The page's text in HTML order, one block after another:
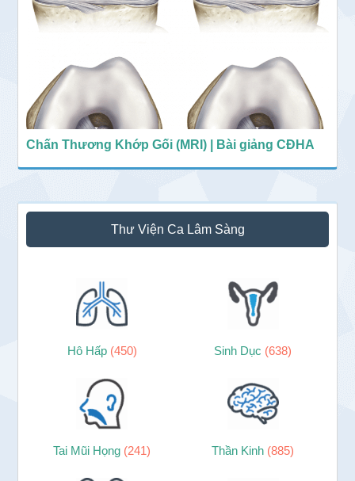
Chấn Thương Khớp Gối (MRI) | Bài giảng CĐHA
Thư Viện Ca Lâm Sàng
Hô Hấp (450) Sinh Dục (638)
Tai Mũi Họng (241) Thần Kinh (885)